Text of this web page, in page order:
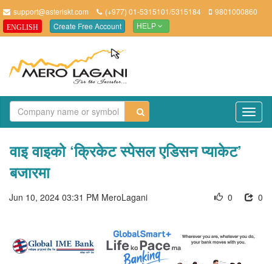
support@asteriskt.com (+977) 01-5315101/5315184 9801000860
ENGLISH Create Free Account HELP
वाइ वाइको ‘क्रिकेट स्पेसल एडिसन प्याकेट’
बजारमा
Jun 10, 2024 03:31 PM MeroLagani 0
0